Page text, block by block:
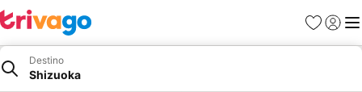
Favoritos
Iniciar
Destino
Shizuoka